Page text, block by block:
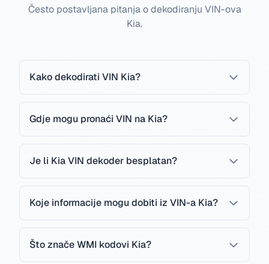
Često postavljana pitanja o dekodiranju VIN-ova
Kia.
Kako dekodirati VIN Kia?
Gdje mogu pronaći VIN na Kia?
Je li Kia VIN dekoder besplatan?
Koje informacije mogu dobiti iz VIN-a Kia?
Što znače WMI kodovi Kia?